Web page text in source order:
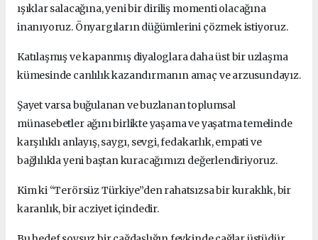
ışıklar salacağına, yeni bir diriliş momenti olacağına
inanıyoruz. Önyargıların düğümlerini çözmek istiyoruz.
Katılaşmış ve kapanmış diyaloglara daha üst bir uzlaşma
kümesinde canlılık kazandırmanın amaç ve arzusundayız.
Şayet varsa buğulanan ve buzlanan toplumsal
münasebetler ağını birlikte yaşama ve yaşatma temelinde
karşılıklı anlayış, saygı, sevgi, fedakarlık, empati ve
bağlılıkla yeni baştan kuracağımızı değerlendiriyoruz.
Kim ki “Terörsüz Türkiye”den rahatsızsa bir kuraklık, bir
karanlık, bir acziyet içindedir.